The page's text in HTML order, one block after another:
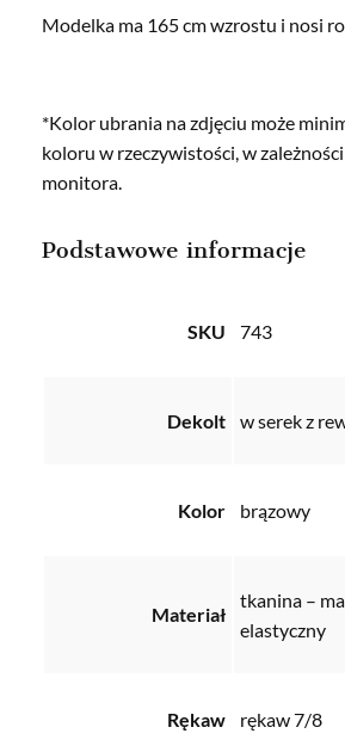
Modelka ma 165 cm wzrostu i nosi
*Kolor ubrania na zdjęciu może
koloru w rzeczywistości, w
monitora.
Podstawowe informacje
SKU 743
Dekolt w serek z
Kolor brązowy
Materiał
tkanina –
elastyczny
Rękaw rękaw 7/8